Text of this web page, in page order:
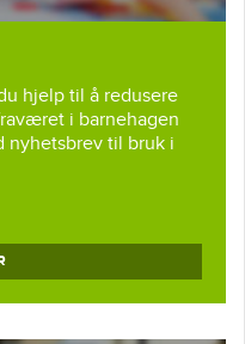
hjelp til å redusere
i barnehagen
nyhetsbrev til bruk i